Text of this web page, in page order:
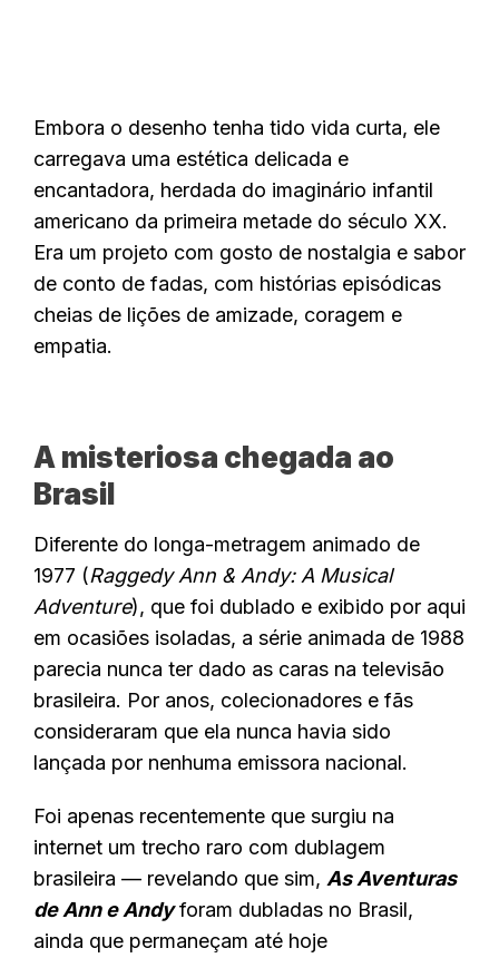
Embora o desenho tenha tido vida curta, ele
carregava uma estética delicada e
encantadora, herdada do imaginário infantil
americano da primeira metade do século XX.
Era um projeto com gosto de nostalgia e sabor
de conto de fadas, com histórias episódicas
cheias de lições de amizade, coragem e
empatia.
A misteriosa chegada ao
Brasil
Diferente do longa-metragem animado de
1977 (Raggedy Ann & Andy: A Musical
Adventure), que foi dublado e exibido por aqui
em ocasiões isoladas, a série animada de 1988
parecia nunca ter dado as caras na televisão
brasileira. Por anos, colecionadores e fãs
consideraram que ela nunca havia sido
lançada por nenhuma emissora nacional.
Foi apenas recentemente que surgiu na
internet um trecho raro com dublagem
brasileira — revelando que sim, As Aventuras
de Ann e Andyforam dubladas no Brasil,
ainda que permaneçam até hoje